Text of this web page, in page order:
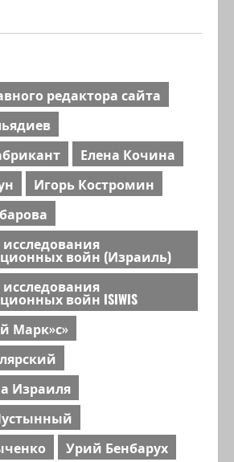
редактора сайта
Елена Кочина
Игорь Костромин
войн (Израиль)
войн ISIWIS
Марк»с»
Израиля
Урий Бенбарух